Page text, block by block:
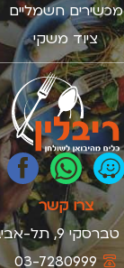
מכשירים חשמליים
ציוד משקי
צרו קשר
טברסקי 9, תל-אביב
03-7280999